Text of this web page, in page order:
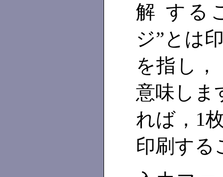
解 する
ジ”とは
を指し
意味しま
れば，1
印刷する